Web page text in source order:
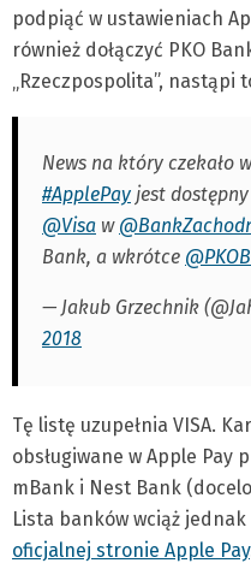
podpiąć w ustawieniach
również dołączyć PKO
„Rzeczpospolita”, nastąpi
News na który czekało
#ApplePay jest
@Visa w
Bank, a wkrótce
— Jakub Grzechnik
2018
Tę listę uzupełnia VISA.
obsługiwane w Apple Pay
mBank i Nest Bank
Lista banków wciąż
oficjalnej stronie Apple Pay